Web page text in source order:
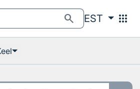
search EST apps